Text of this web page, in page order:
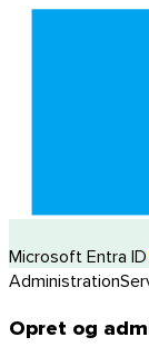
Microsoft Entra ID
Administration
Opret og